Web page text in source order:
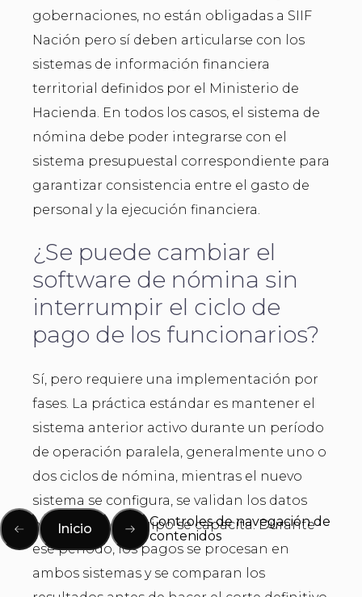
gobernaciones, no están obligadas a SIIF
Nación pero sí deben articularse con los
sistemas de información financiera
territorial definidos por el Ministerio de
Hacienda. En todos los casos, el sistema de
nómina debe poder integrarse con el
sistema presupuestal correspondiente para
garantizar consistencia entre el gasto de
personal y la ejecución financiera.
¿Se puede cambiar el
software de nómina sin
interrumpir el ciclo de
pago de los funcionarios?
Sí, pero requiere una implementación por
fases. La práctica estándar es mantener el
sistema anterior activo durante un período
de operación paralela, generalmente uno o
dos ciclos de nómina, mientras el nuevo
sistema se configura, se validan los datos
migrados y el equipo se capacita. Durante
ese período, los pagos se procesan en
ambos sistemas y se comparan los
Inicio
Controles de navegación de
contenidos